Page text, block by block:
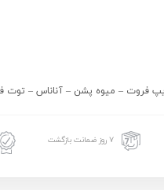
فروت – میوه پشن – آناناس – توت
۷ روز ضمانت بازگشت